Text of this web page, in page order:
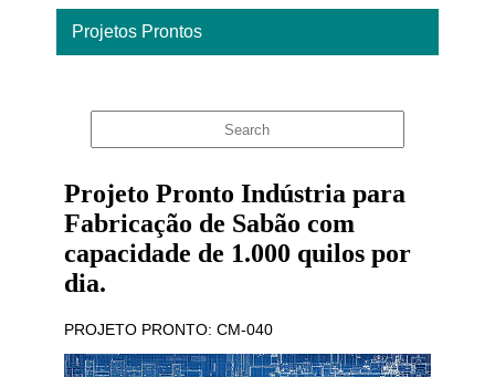
Projetos Prontos
Projeto Pronto Indústria para
Fabricação de Sabão com
capacidade de 1.000 quilos por
dia.
PROJETO PRONTO: CM-040